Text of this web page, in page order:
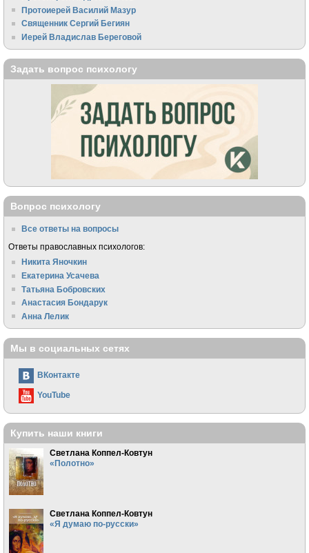
Протоиерей Василий Мазур
Священник Сергий Бегиян
Иерей Владислав Береговой
Задать вопрос психологу
Вопрос психологу
Все ответы на вопросы
Ответы православных психологов:
Никита Яночкин
Екатерина Усачева
Татьяна Бобровских
Анастасия Бондарук
Анна Лелик
Мы в социальных сетях
ВКонтакте
YouTube
Купить наши книги
Светлана Коппел-Ковтун
«Полотно»
Светлана Коппел-Ковтун
«Я думаю по-русски»